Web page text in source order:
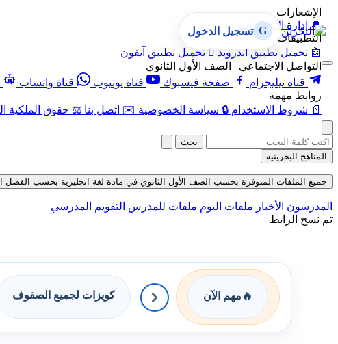
الإشعارات
🔔 إدارة الإشعارات
التطبيقات
🤖 تحميل تطبيق أندرويد  تحميل تطبيق آيفون
التواصل الاجتماعي | الصف الأول الثانوي
قناة تيليجرام
صفحة فيسبوك قناة يوتيوب قناة واتساب
روابط مهمة
📄 شروط الاستخدام 🔒 سياسة الخصوصية ✉️ اتصل بنا ⚖️ حقوق الملكية
G تسجيل الدخول
بحث
المناهج البحرينية
جميع الملفات المتوفرة بحسب الصف الأول الثانوي في مادة لغة انجليزية بحسب الفصل الأول
المدرسون الأخبار ملفات اليوم ملفات للمدرس التقويم المدرسي
تم نسخ الرابط
🔥 مهم الآن كويزات لجميع الصفوف